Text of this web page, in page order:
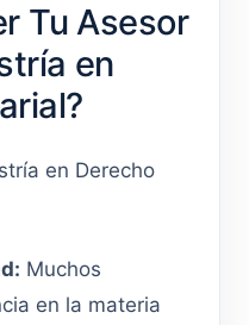
Tu Asesor
en
en Derecho
Muchos
en la materia